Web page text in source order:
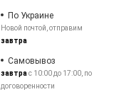
По Украине
Новой почтой, отправим
завтра
Самовывоз
завтрас 10:00 до 17:00, по
договоренности